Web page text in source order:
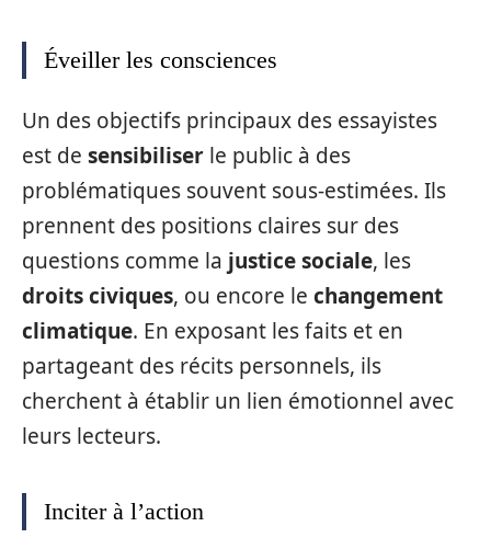
Éveiller les consciences
Un des objectifs principaux des essayistes
est de sensibiliser le public à des
problématiques souvent sous-estimées. Ils
prennent des positions claires sur des
questions comme la justice sociale, les
droits civiques, ou encore le changement
climatique. En exposant les faits et en
partageant des récits personnels, ils
cherchent à établir un lien émotionnel avec
leurs lecteurs.
Inciter à l’action